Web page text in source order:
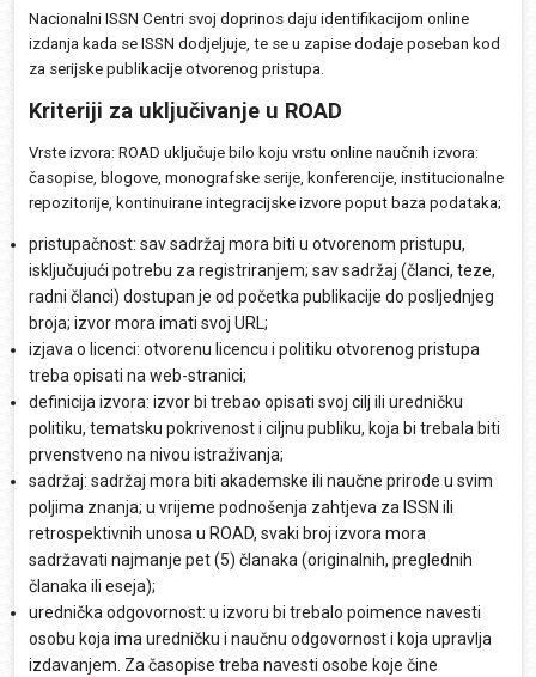
Nacionalni ISSN Centri svoj doprinos daju identifikacijom online
izdanja kada se ISSN dodjeljuje, te se u zapise dodaje poseban kod
za serijske publikacije otvorenog pristupa.
Kriteriji za uključivanje u ROAD
Vrste izvora: ROAD uključuje bilo koju vrstu online naučnih izvora:
časopise, blogove, monografske serije, konferencije, institucionalne
repozitorije, kontinuirane integracijske izvore poput baza podataka;
pristupačnost: sav sadržaj mora biti u otvorenom pristupu,
isključujući potrebu za registriranjem; sav sadržaj (članci, teze,
radni članci) dostupan je od početka publikacije do posljednjeg
broja; izvor mora imati svoj URL;
izjava o licenci: otvorenu licencu i politiku otvorenog pristupa
treba opisati na web-stranici;
definicija izvora: izvor bi trebao opisati svoj cilj ili uredničku
politiku, tematsku pokrivenost i ciljnu publiku, koja bi trebala biti
prvenstveno na nivou istraživanja;
sadržaj: sadržaj mora biti akademske ili naučne prirode u svim
poljima znanja; u vrijeme podnošenja zahtjeva za ISSN ili
retrospektivnih unosa u ROAD, svaki broj izvora mora
sadržavati najmanje pet (5) članaka (originalnih, preglednih
članaka ili eseja);
urednička odgovornost: u izvoru bi trebalo poimence navesti
osobu koja ima uredničku i naučnu odgovornost i koja upravlja
izdavanjem. Za časopise treba navesti osobe koje čine